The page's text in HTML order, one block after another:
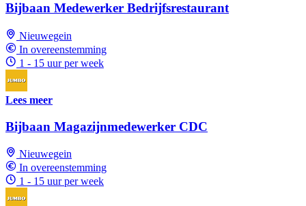
Bijbaan Medewerker Bedrijfsrestaurant
Nieuwegein
In overeenstemming
1 - 15 uur per week
Lees meer
Bijbaan Magazijnmedewerker CDC
Nieuwegein
In overeenstemming
1 - 15 uur per week